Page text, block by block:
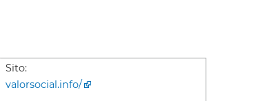
Sito:
valorsocial.info/